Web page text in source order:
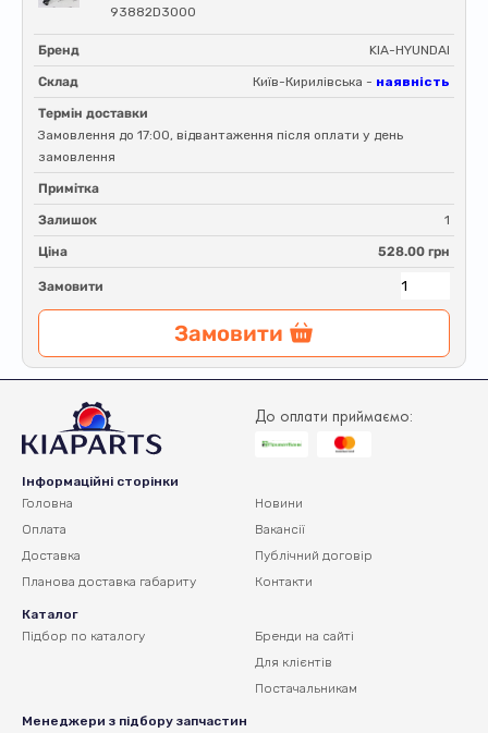
93882D3000
Бренд KIA-HYUNDAI
Склад Київ-Кирилівська - наявність
Термін доставки
Замовлення до 17:00, відвантаження після оплати у день
замовлення
Примітка
Залишок 1
Ціна 528.00 грн
Замовити
Замовити
До оплати приймаємо:
Інформаційні сторінки
Головна
Оплата
Доставка
Планова доставка габариту
Новини
Вакансії
Публічний договір
Контакти
Каталог
Підбор по каталогу
Бренди на сайті
Для клієнтів
Постачальникам
Менеджери з підбору запчастин